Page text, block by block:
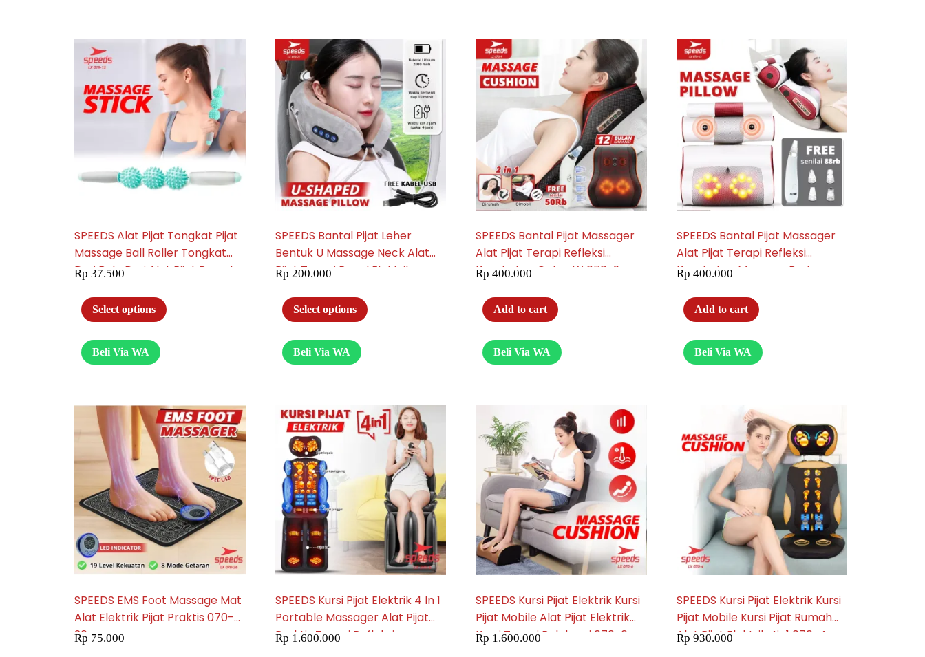
SPEEDS Alat Pijat Tongkat Pijat
Massage Ball Roller Tongkat
Duri Bola Duri Alat Pijat Rumah
Rp 37.500
Select options
Beli Via WA
SPEEDS Bantal Pijat Leher
Bentuk U Massage Neck Alat
Pijat Terapi Pegal Elektrik
Rp 200.000
Select options
Beli Via WA
SPEEDS Bantal Pijat Massager
Alat Pijat Terapi Refleksi
Kesehatan Getar LX 070-9
Rp 400.000
Add to cart
Beli Via WA
SPEEDS Bantal Pijat Massager
Alat Pijat Terapi Refleksi
Kesehatan Massage Body
Rp 400.000
Add to cart
Beli Via WA
SPEEDS EMS Foot Massage Mat
Alat Elektrik Pijat Praktis 070-
26
Rp 75.000
SPEEDS Kursi Pijat Elektrik 4 In 1
Portable Massager Alat Pijat
Praktis Terapi Refleksi
Rp 1.600.000
SPEEDS Kursi Pijat Elektrik Kursi
Pijat Mobile Alat Pijat Elektrik
Kursi Terapi Relaksasi 070-6
Rp 1.600.000
SPEEDS Kursi Pijat Elektrik Kursi
Pijat Mobile Kursi Pijat Rumah
Alat Pijat Elektrik 4in1 070-4
Rp 930.000